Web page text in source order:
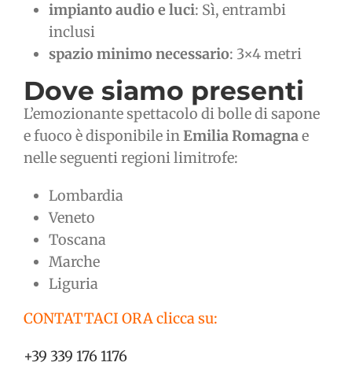
impianto audio e luci: Sì, entrambi
inclusi
spazio minimo necessario: 3×4 metri
Dove siamo presenti
L’emozionante spettacolo di bolle di sapone
e fuoco è disponibile inEmilia Romagnae
nelle seguenti regioni limitrofe:
Lombardia
Veneto
Toscana
Marche
Liguria
CONTATTACI ORA clicca su:
+39 339 176 1176